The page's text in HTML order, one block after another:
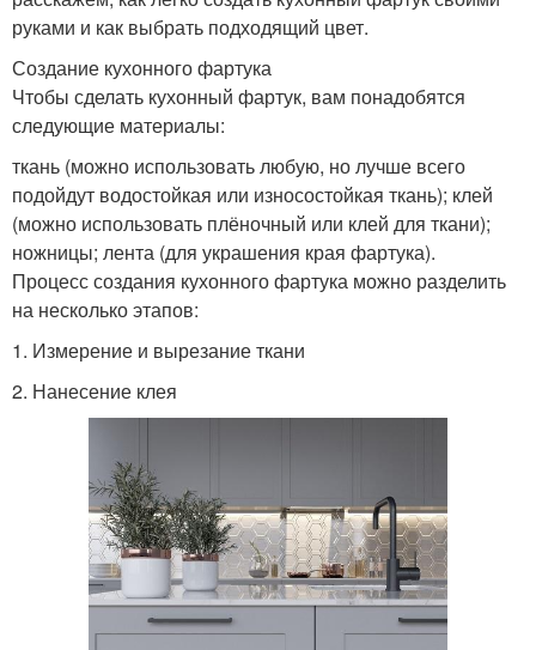
руками и как выбрать подходящий цвет.
Создание кухонного фартука
Чтобы сделать кухонный фартук, вам понадобятся
следующие материалы:
ткань (можно использовать любую, но лучше всего
подойдут водостойкая или износостойкая ткань); клей
(можно использовать плёночный или клей для ткани);
ножницы; лента (для украшения края фартука).
Процесс создания кухонного фартука можно разделить
на несколько этапов:
1. Измерение и вырезание ткани
2. Нанесение клея